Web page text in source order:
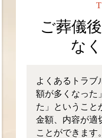
ご葬儀
な
よくあるトラブ
額が多くなった
た」ということ
金額、内容が適
ことができます。